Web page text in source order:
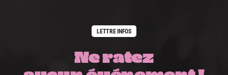
LETTRE INFOS
Ne ratez